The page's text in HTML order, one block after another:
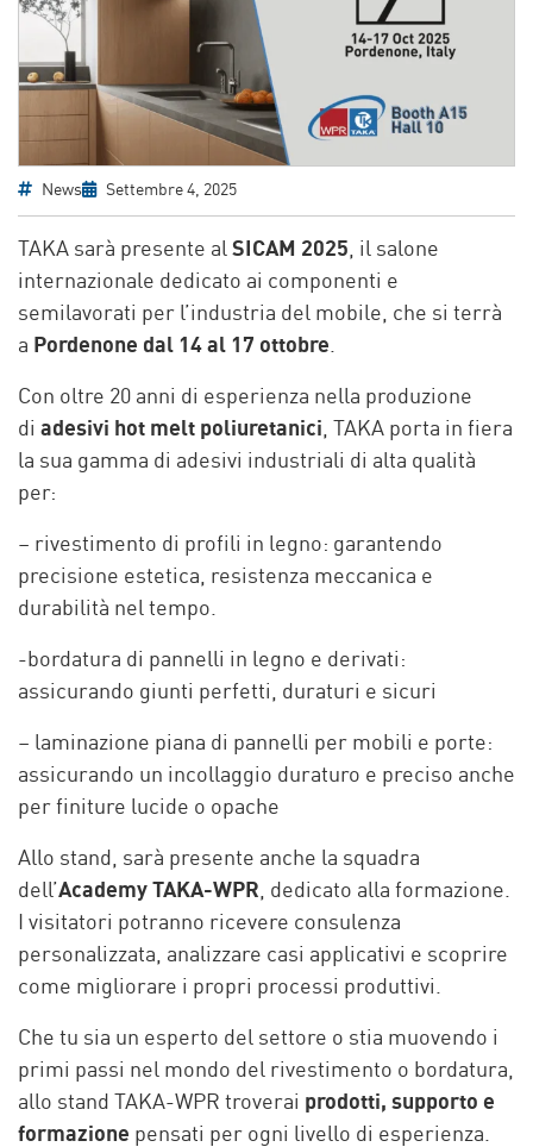
News Settembre 4, 2025
TAKA sarà presente al SICAM 2025, il salone
internazionale dedicato ai componenti e
semilavorati per l’industria del mobile, che si terrà
a Pordenone dal 14 al 17 ottobre.
Con oltre 20 anni di esperienza nella produzione
di adesivi hot melt poliuretanici, TAKA porta in fiera
la sua gamma di adesivi industriali di alta qualità
per:
– rivestimento di profili in legno: garantendo
precisione estetica, resistenza meccanica e
durabilità nel tempo.
-bordatura di pannelli in legno e derivati:
assicurando giunti perfetti, duraturi e sicuri
– laminazione piana di pannelli per mobili e porte:
assicurando un incollaggio duraturo e preciso anche
per finiture lucide o opache
Allo stand, sarà presente anche la squadra
dell’Academy TAKA-WPR, dedicato alla formazione.
I visitatori potranno ricevere consulenza
personalizzata, analizzare casi applicativi e scoprire
come migliorare i propri processi produttivi.
Che tu sia un esperto del settore o stia muovendo i
primi passi nel mondo del rivestimento o bordatura,
allo stand TAKA-WPR troverai prodotti, supporto e
formazione pensati per ogni livello di esperienza.